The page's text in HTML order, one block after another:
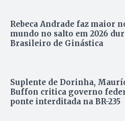
Rebeca Andrade faz maior
mundo no salto em 2026
Brasileiro de Ginástica
Suplente de Dorinha,
Buffon critica governo
ponte interditada na BR-235